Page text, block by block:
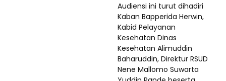
Audiensi ini turut dihadiri
Kaban Bapperida Herwin,
Kabid Pelayanan
Kesehatan Dinas
Kesehatan Alimuddin
Baharuddin, Direktur RSUD
Nene Mallomo Suwarta